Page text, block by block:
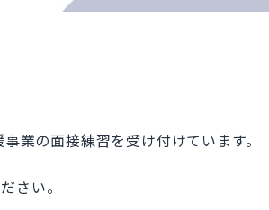
業の面接練習を受け付けています。
さい。